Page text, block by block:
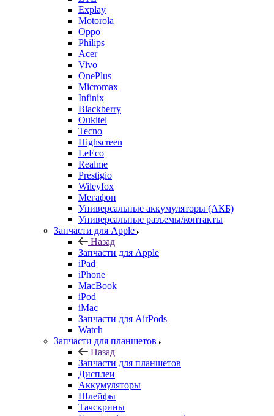
Explay
Motorola
Oppo
Philips
Acer
Vivo
OnePlus
Micromax
Infinix
Blackberry
Oukitel
Tecno
Highscreen
LeEco
Realme
Prestigio
Wileyfox
Мегафон
Универсальные аккумуляторы (АКБ)
Универсальные разъемы/контакты
Запчасти для Apple
Назад
Запчасти для Apple
iPad
iPhone
MacBook
iPod
iMac
Запчасти для AirPods
Watch
Запчасти для планшетов
Назад
Запчасти для планшетов
Дисплеи
Аккумуляторы
Шлейфы
Тачскрины